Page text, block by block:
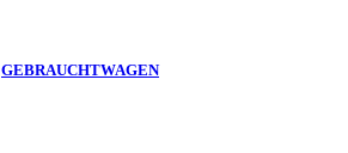
GEBRAUCHTWAGEN